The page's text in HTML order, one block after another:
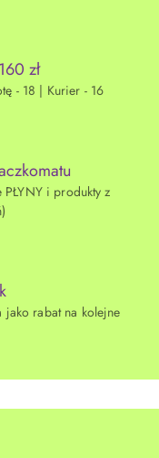
zł
- 18 | Kurier - 16
i produkty z
jako rabat na kolejne